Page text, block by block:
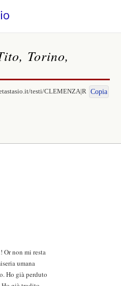
Torino,
testi/CLEMENZA|R Copia
Or non mi resta
umana
Ho già perduto